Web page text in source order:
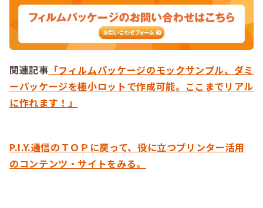
関連記事 「フィルムパッケージのモックサンプル、ダミ
ーパッケージを極小ロットで作成可能。ここまでリアル
に作れます！」
P.I.Y.通信のＴＯＰに戻って、役に立つプリンター活用
のコンテンツ・サイトをみる。